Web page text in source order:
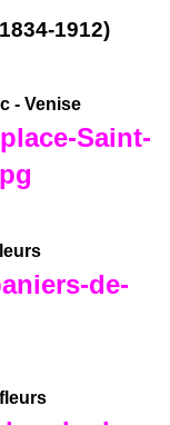
1912)
- Venise